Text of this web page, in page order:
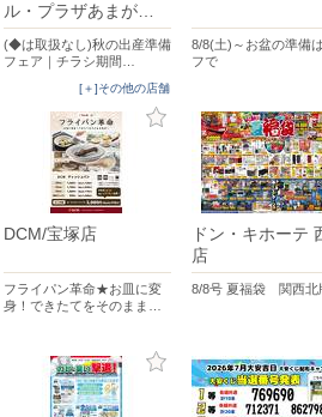
ル・プラザあまが…
(◆は取扱なし)秋の出産準備
フェア｜チラシ期間…
[＋]その他の店舗
8/8(土)～お盆の準備
フで
DCM/宝塚店
フライパン革命★お皿に変
身！できたてをそのまま…
ドン・キホーテ
店
8/8号 夏福袋 関西北